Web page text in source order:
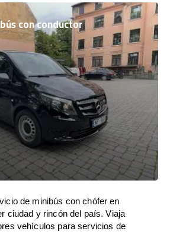
con conductor
de minibús con chófer en
ciudad y rincón del país. Viaja
vehículos para servicios de